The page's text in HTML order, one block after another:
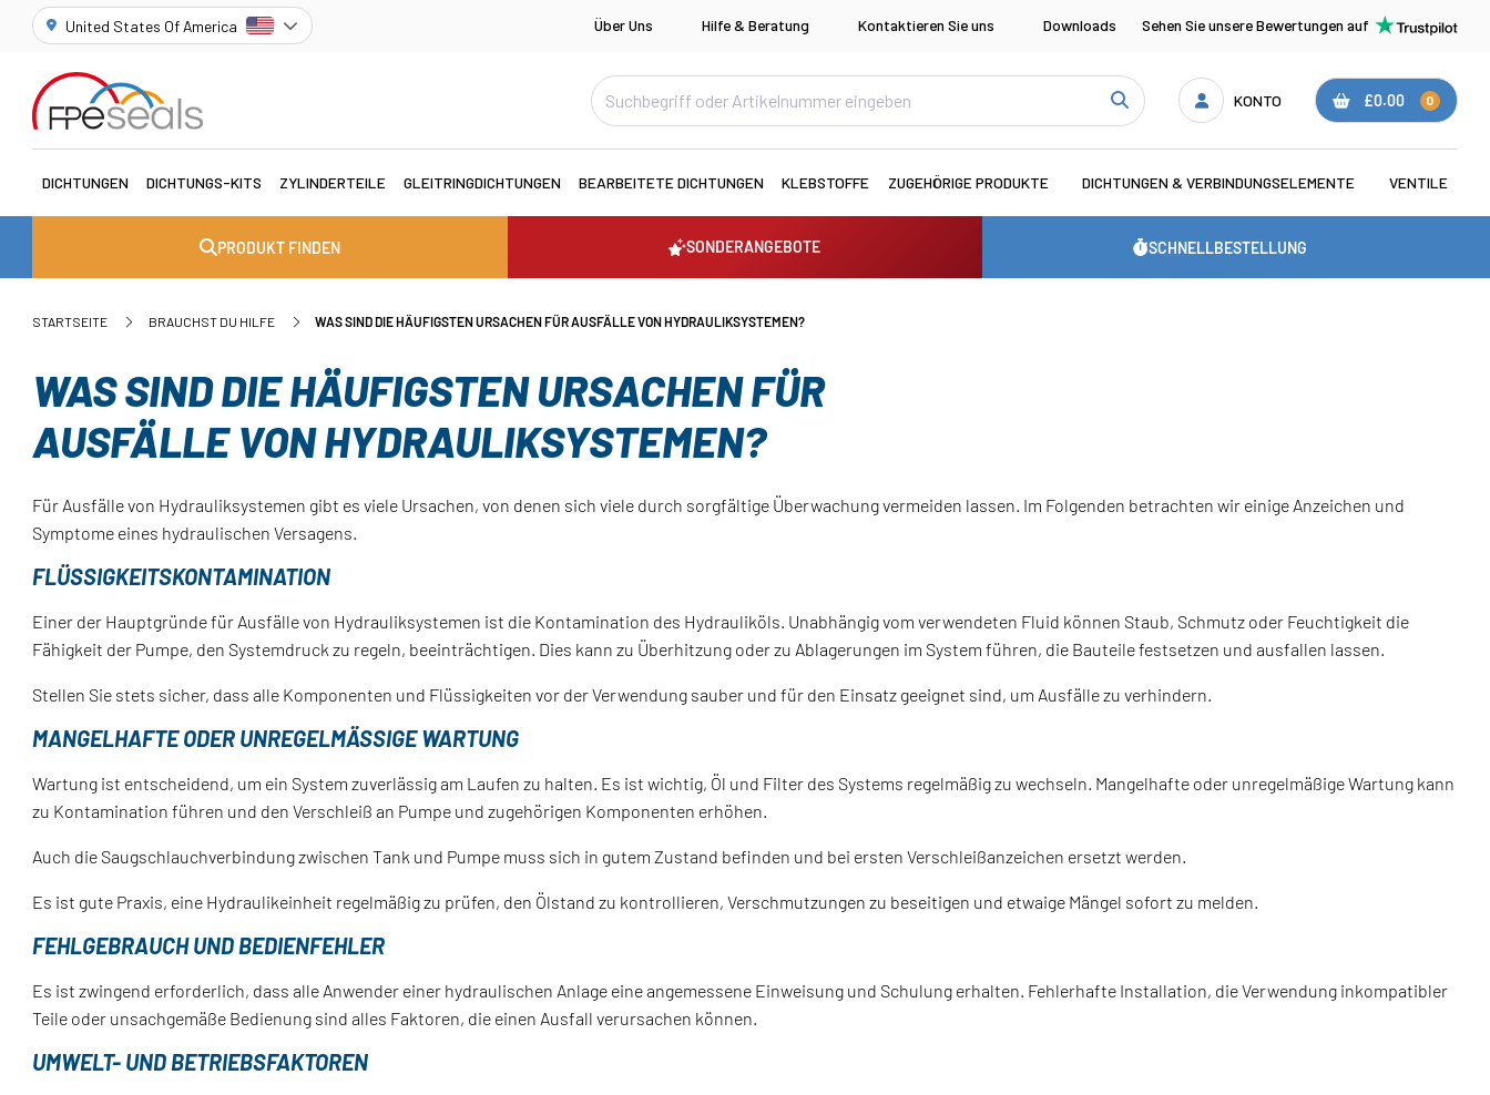
United States Of America Über Uns Hilfe & Beratung Kontaktieren Sie uns Downloads Sehen Sie unsere Bewertungen auf
KONTO £0.00 0
DICHTUNGEN DICHTUNGS-KITS ZYLINDERTEILE GLEITRINGDICHTUNGEN BEARBEITETE DICHTUNGEN KLEBSTOFFE ZUGEHÖRIGE PRODUKTE DICHTUNGEN & VERBINDUNGSELEMENTE VENTILE
PRODUKT FINDEN SONDERANGEBOTE SCHNELLBESTELLUNG
STARTSEITE BRAUCHST DU HILFE WAS SIND DIE HÄUFIGSTEN URSACHEN FÜR AUSFÄLLE VON HYDRAULIKSYSTEMEN?
WAS SIND DIE HÄUFIGSTEN URSACHEN FÜR
AUSFÄLLE VON HYDRAULIKSYSTEMEN?
Für Ausfälle von Hydrauliksystemen gibt es viele Ursachen, von denen sich viele durch sorgfältige Überwachung vermeiden lassen. Im Folgenden betrachten wir einige Anzeichen und
Symptome eines hydraulischen Versagens.
FLÜSSIGKEITSKONTAMINATION
Einer der Hauptgründe für Ausfälle von Hydrauliksystemen ist die Kontamination des Hydrauliköls. Unabhängig vom verwendeten Fluid können Staub, Schmutz oder Feuchtigkeit die
Fähigkeit der Pumpe, den Systemdruck zu regeln, beeinträchtigen. Dies kann zu Überhitzung oder zu Ablagerungen im System führen, die Bauteile festsetzen und ausfallen lassen.
Stellen Sie stets sicher, dass alle Komponenten und Flüssigkeiten vor der Verwendung sauber und für den Einsatz geeignet sind, um Ausfälle zu verhindern.
MANGELHAFTE ODER UNREGELMÄSSIGE WARTUNG
Wartung ist entscheidend, um ein System zuverlässig am Laufen zu halten. Es ist wichtig, Öl und Filter des Systems regelmäßig zu wechseln. Mangelhafte oder unregelmäßige Wartung kann
zu Kontamination führen und den Verschleiß an Pumpe und zugehörigen Komponenten erhöhen.
Auch die Saugschlauchverbindung zwischen Tank und Pumpe muss sich in gutem Zustand befinden und bei ersten Verschleißanzeichen ersetzt werden.
Es ist gute Praxis, eine Hydraulikeinheit regelmäßig zu prüfen, den Ölstand zu kontrollieren, Verschmutzungen zu beseitigen und etwaige Mängel sofort zu melden.
FEHLGEBRAUCH UND BEDIENFEHLER
Es ist zwingend erforderlich, dass alle Anwender einer hydraulischen Anlage eine angemessene Einweisung und Schulung erhalten. Fehlerhafte Installation, die Verwendung inkompatibler
Teile oder unsachgemäße Bedienung sind alles Faktoren, die einen Ausfall verursachen können.
UMWELT- UND BETRIEBSFAKTOREN